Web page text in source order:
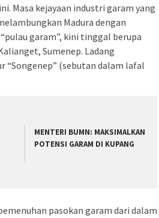
Masa kejayaan industri garam yang
Madura dengan
garam”, kini tinggal berupa
Sumenep. Ladang
“Songenep” (sebutan dalam lafal
MENTERI BUMN: MAKSIMALKAN
POTENSI GARAM DI KUPANG
pasokan garam dari dalam